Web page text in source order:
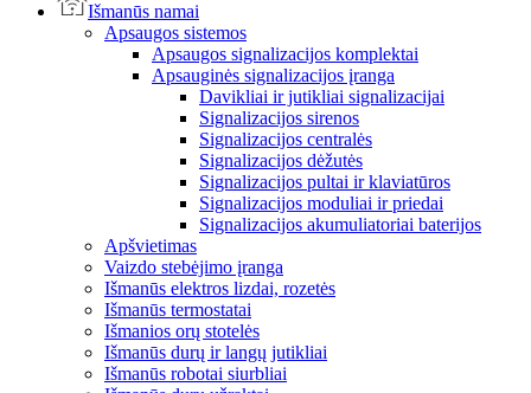
Išmanūs namai
Apsaugos sistemos
Apsaugos signalizacijos komplektai
Apsauginės signalizacijos įranga
Davikliai ir jutikliai signalizacijai
Signalizacijos sirenos
Signalizacijos centralės
Signalizacijos dėžutės
Signalizacijos pultai ir klaviatūros
Signalizacijos moduliai ir priedai
Signalizacijos akumuliatoriai baterijos
Apšvietimas
Vaizdo stebėjimo įranga
Išmanūs elektros lizdai, rozetės
Išmanūs termostatai
Išmanios orų stotelės
Išmanūs durų ir langų jutikliai
Išmanūs robotai siurbliai